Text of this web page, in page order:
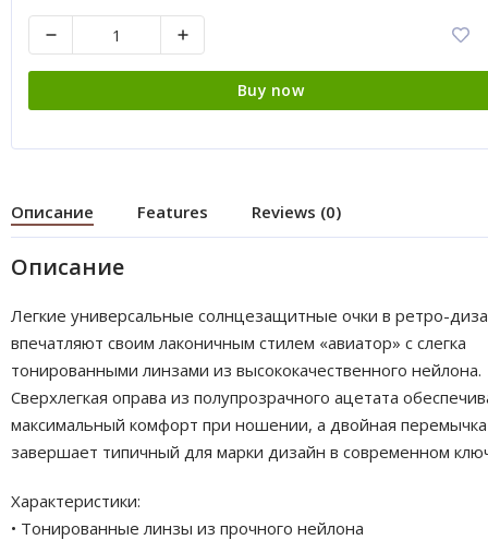
Buy now
Описание Features Reviews (0)
Описание
Легкие универсальные солнцезащитные очки в ретро-
впечатляют своим лаконичным стилем «авиатор» с слегка
тонированными линзами из высококачественного нейлона.
Сверхлегкая оправа из полупрозрачного ацетата
максимальный комфорт при ношении, а двойная перемычка
завершает типичный для марки дизайн в современном
Характеристики:
• Тонированные линзы из прочного нейлона